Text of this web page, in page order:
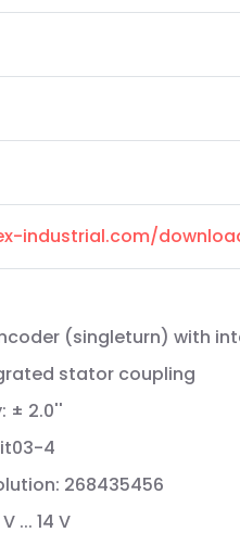
industrial.com/
(singleturn) with
stator coupling
± 2.0''
4
268435456
... 14 V